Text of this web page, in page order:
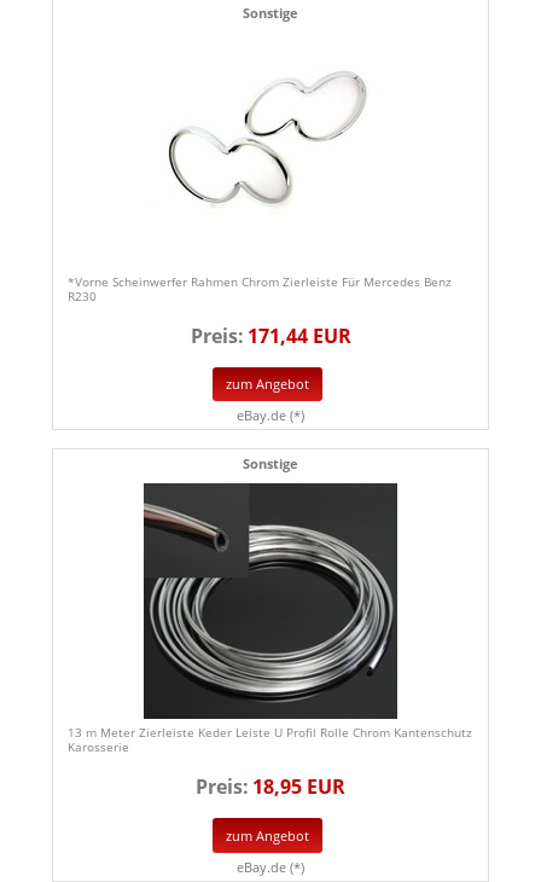
Sonstige
*Vorne Scheinwerfer Rahmen Chrom Zierleiste Für Mercedes Benz
R230
Preis: 171,44 EUR
zum Angebot
eBay.de (*)
Sonstige
13 m Meter Zierleiste Keder Leiste U Profil Rolle Chrom Kantenschutz
Karosserie
Preis: 18,95 EUR
zum Angebot
eBay.de (*)